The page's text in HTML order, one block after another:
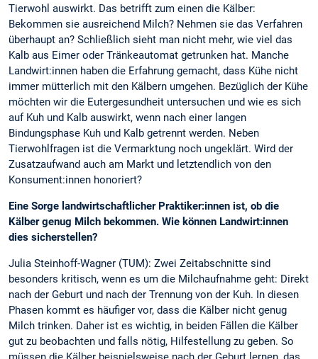
Tierwohl auswirkt. Das betrifft zum einen die Kälber:
Bekommen sie ausreichend Milch? Nehmen sie das Verfahren
überhaupt an? Schließlich sieht man nicht mehr, wie viel das
Kalb aus Eimer oder Tränkeautomat getrunken hat. Manche
Landwirt:innen haben die Erfahrung gemacht, dass Kühe nicht
immer mütterlich mit den Kälbern umgehen. Bezüglich der Kühe
möchten wir die Eutergesundheit untersuchen und wie es sich
auf Kuh und Kalb auswirkt, wenn nach einer langen
Bindungsphase Kuh und Kalb getrennt werden. Neben
Tierwohlfragen ist die Vermarktung noch ungeklärt. Wird der
Zusatzaufwand auch am Markt und letztendlich von den
Konsument:innen honoriert?
Eine Sorge landwirtschaftlicher Praktiker:innen ist, ob die
Kälber genug Milch bekommen. Wie können Landwirt:innen
dies sicherstellen?
Julia Steinhoff-Wagner (TUM): Zwei Zeitabschnitte sind
besonders kritisch, wenn es um die Milchaufnahme geht: Direkt
nach der Geburt und nach der Trennung von der Kuh. In diesen
Phasen kommt es häufiger vor, dass die Kälber nicht genug
Milch trinken. Daher ist es wichtig, in beiden Fällen die Kälber
gut zu beobachten und falls nötig, Hilfestellung zu geben. So